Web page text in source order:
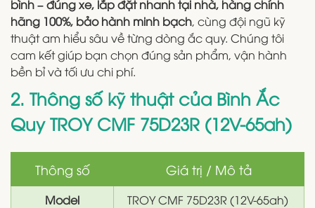
bình – đúng xe, lắp đặt nhanh tại nhà, hàng chính
hãng 100%, bảo hành minh bạch, cùng đội ngũ kỹ
thuật am hiểu sâu về từng dòng ắc quy. Chúng tôi
cam kết giúp bạn chọn đúng sản phẩm, vận hành
bền bỉ và tối ưu chi phí.
2. Thông số kỹ thuật của Bình Ắc
Quy TROY CMF 75D23R (12V-65ah)
Thông số Giá trị / Mô tả
Model
TROY CMF 75D23R (12V-65ah)